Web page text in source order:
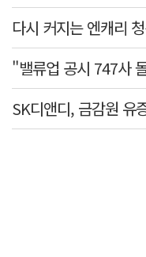
SK디앤디, 금감원 유